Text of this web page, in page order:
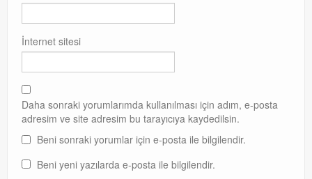
İnternet sitesi
Daha sonraki yorumlarımda kullanılması için adım, e-posta
adresim ve site adresim bu tarayıcıya kaydedilsin.
Beni sonraki yorumlar için e-posta ile bilgilendir.
Beni yeni yazılarda e-posta ile bilgilendir.